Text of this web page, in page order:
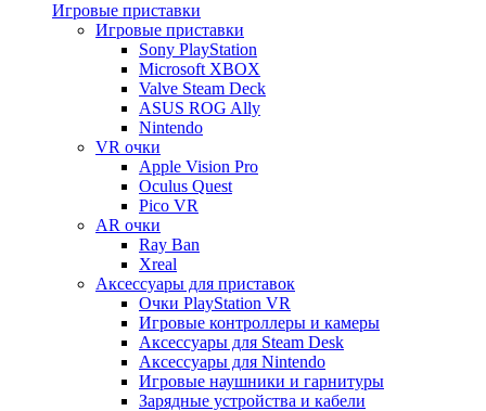
Игровые приставки
Игровые приставки
Sony PlayStation
Microsoft XBOX
Valve Steam Deck
ASUS ROG Ally
Nintendo
VR очки
Apple Vision Pro
Oculus Quest
Pico VR
AR очки
Ray Ban
Xreal
Аксессуары для приставок
Очки PlayStation VR
Игровые контроллеры и камеры
Аксессуары для Steam Desk
Аксессуары для Nintendo
Игровые наушники и гарнитуры
Зарядные устройства и кабели